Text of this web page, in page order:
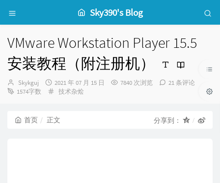
Sky390's Blog
VMware Workstation Player 15.5
安装教程（附注册机）
博
主：
Skykguj
发
布
2021 年 07 月 15 日 7840 次浏览
21 条评论
1574字数
分
技术杂烩
首页 正文 分享到：